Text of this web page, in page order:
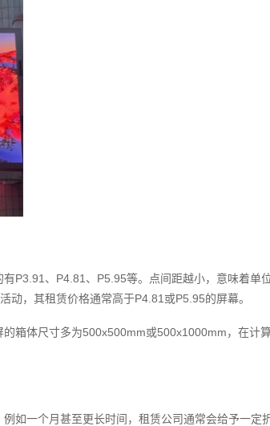
P3.91、P4.81、P5.95等。点间距越小，意味着单
，其租赁价格通常高于P4.81或P5.95的屏幕。
箱体尺寸多为500x500mm或500x1000mm，在计算
如一个月甚至更长时间，租赁公司通常会给予一定